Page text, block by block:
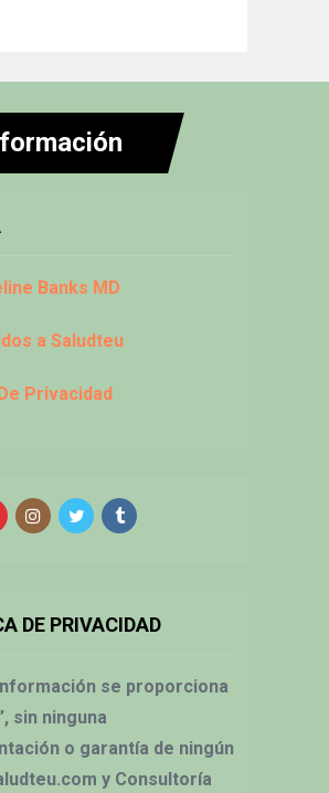
Banks MD
a Saludteu
Privacidad
DE PRIVACIDAD
se proporciona
sin ninguna
o garantía de ningún
y Consultoría